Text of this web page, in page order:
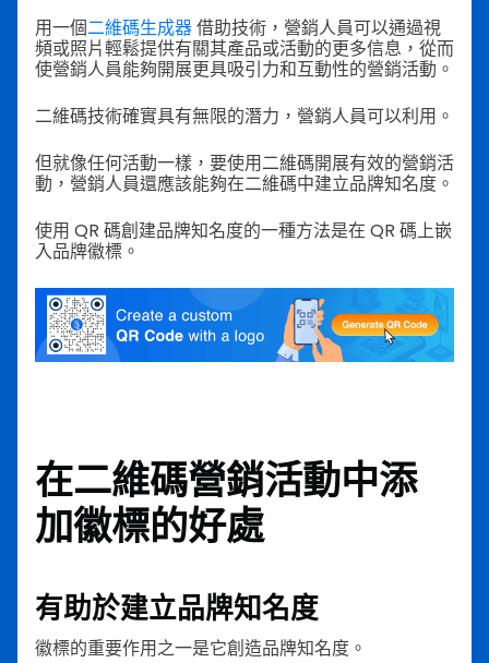
用一個二維碼生成器借助技術，營銷人員可以通過視
頻或照片輕鬆提供有關其產品或活動的更多信息，從而
使營銷人員能夠開展更具吸引力和互動性的營銷活動。
二維碼技術確實具有無限的潛力，營銷人員可以利用。
但就像任何活動一樣，要使用二維碼開展有效的營銷活
動，營銷人員還應該能夠在二維碼中建立品牌知名度。
使用 QR 碼創建品牌知名度的一種方法是在 QR 碼上嵌
入品牌徽標。
在二維碼營銷活動中添
加徽標的好處
有助於建立品牌知名度
徽標的重要作用之一是它創造品牌知名度。